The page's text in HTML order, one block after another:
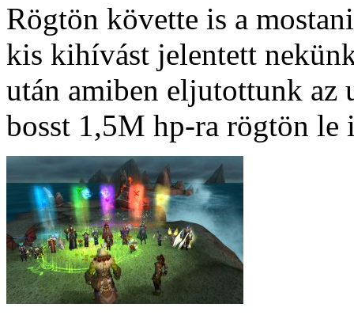
Rögtön követte is a
kis kihívást jelentett
után amiben eljutottunk az
bosst 1,5M hp-ra rögtön le